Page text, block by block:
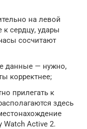
на левой
к сердцу, удары
сосчитают
данные — нужно,
корректнее;
прилегать к
здесь
Watch Active 2.